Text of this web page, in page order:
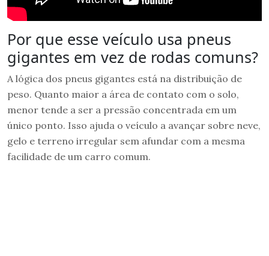
Por que esse veículo usa pneus
gigantes em vez de rodas comuns?
A lógica dos pneus gigantes está na distribuição de
peso. Quanto maior a área de contato com o solo,
menor tende a ser a pressão concentrada em um
único ponto. Isso ajuda o veículo a avançar sobre neve,
gelo e terreno irregular sem afundar com a mesma
facilidade de um carro comum.